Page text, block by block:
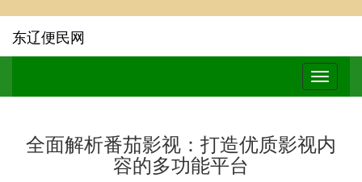
东辽便民网
全面解析番茄影视：打造优质影视内
容的多功能平台